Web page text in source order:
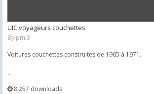
UIC voyageurs couchettes
By pml3
Voitures couchettes construites de 1965 à 1971.
...
8,257 downloads